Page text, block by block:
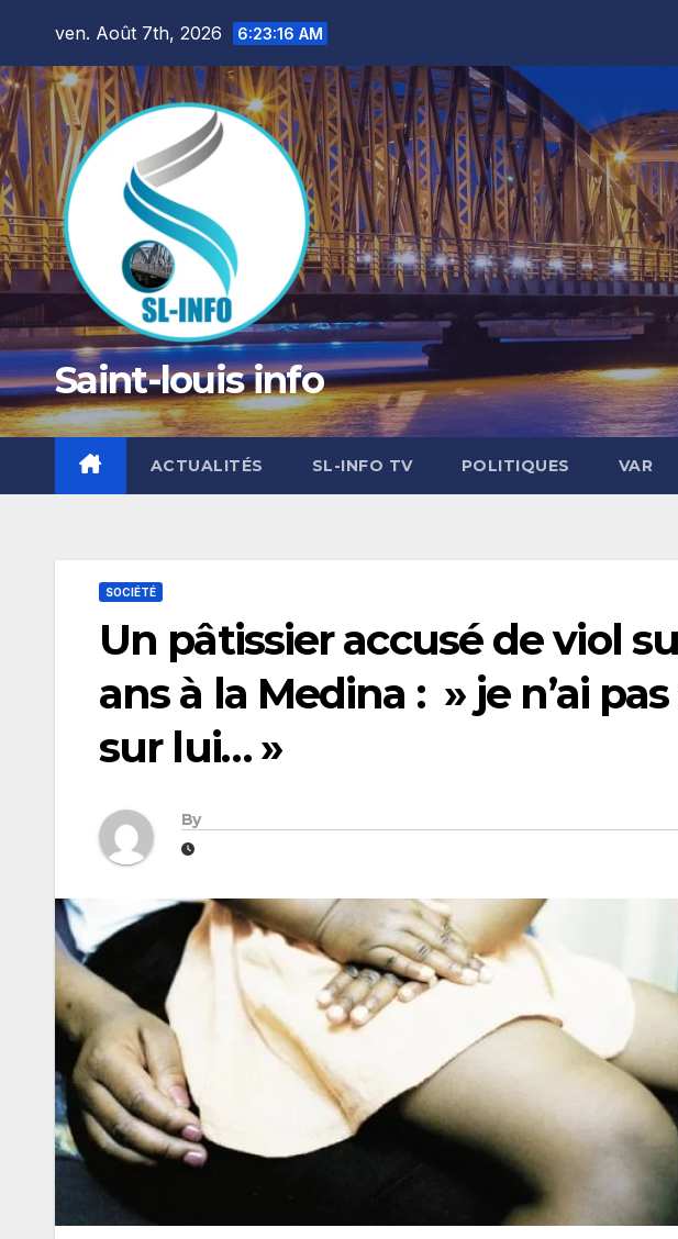
content
ven. Août 7th, 2026 6:23:16 AM
Saint-louis info
ACTUALITÉS SL-INFO TV POLITIQUES VAR
SOCIÉTÉ
Un pâtissier accusé de viol
ans à la Medina : » je n’ai
sur lui… »
By